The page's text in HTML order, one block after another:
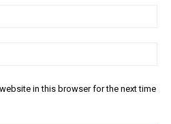
in this browser for the next time